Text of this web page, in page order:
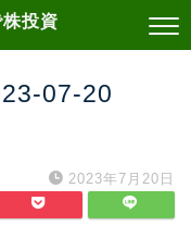
投資
07-20
2023年7月20日